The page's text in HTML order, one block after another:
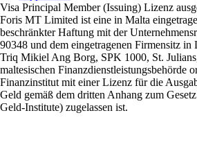
Visa Principal Member (Issuing) Lizenz
Foris MT Limited ist eine in Malta
beschränkter Haftung mit der
90348 und dem eingetragenen Firmensitz in
Triq Mikiel Ang Borg, SPK 1000, St.
maltesischen Finanzdienstleistungsbehörde
Finanzinstitut mit einer Lizenz für die
Geld gemäß dem dritten Anhang zum
Geld-Institute) zugelassen ist.